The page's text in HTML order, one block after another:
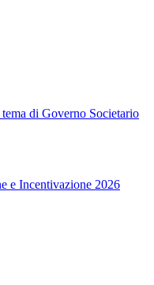
di Governo Societario
e Incentivazione 2026